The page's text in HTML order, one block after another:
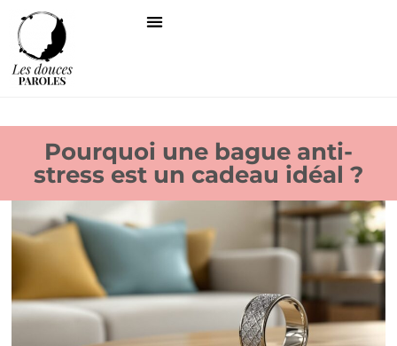
Pourquoi une bague anti-
stress est un cadeau idéal ?